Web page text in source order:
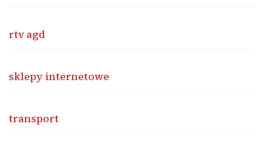
rtv agd
sklepy internetowe
transport